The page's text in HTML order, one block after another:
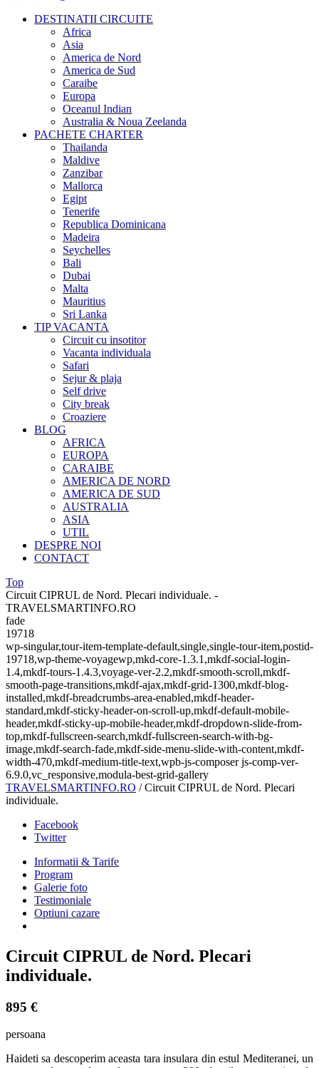
DESTINATII CIRCUITE
Africa
Asia
America de Nord
America de Sud
Caraibe
Europa
Oceanul Indian
Australia & Noua Zeelanda
PACHETE CHARTER
Thailanda
Maldive
Zanzibar
Mallorca
Egipt
Tenerife
Republica Dominicana
Madeira
Seychelles
Bali
Dubai
Malta
Mauritius
Sri Lanka
TIP VACANTA
Circuit cu insotitor
Vacanta individuala
Safari
Sejur & plaja
Self drive
City break
Croaziere
BLOG
AFRICA
EUROPA
CARAIBE
AMERICA DE NORD
AMERICA DE SUD
AUSTRALIA
ASIA
UTIL
DESPRE NOI
CONTACT
Top
Circuit CIPRUL de Nord. Plecari individuale. -
TRAVELSMARTINFO.RO
fade
19718
wp-singular,tour-item-template-default,single,single-tour-item,postid-
19718,wp-theme-voyagewp,mkd-core-1.3.1,mkdf-social-login-
1.4,mkdf-tours-1.4.3,voyage-ver-2.2,mkdf-smooth-scroll,mkdf-
smooth-page-transitions,mkdf-ajax,mkdf-grid-1300,mkdf-blog-
installed,mkdf-breadcrumbs-area-enabled,mkdf-header-
standard,mkdf-sticky-header-on-scroll-up,mkdf-default-mobile-
header,mkdf-sticky-up-mobile-header,mkdf-dropdown-slide-from-
top,mkdf-fullscreen-search,mkdf-fullscreen-search-with-bg-
image,mkdf-search-fade,mkdf-side-menu-slide-with-content,mkdf-
width-470,mkdf-medium-title-text,wpb-js-composer js-comp-ver-
6.9.0,vc_responsive,modula-best-grid-gallery
TRAVELSMARTINFO.RO /Circuit CIPRUL de Nord. Plecari
individuale.
Facebook
Twitter
Informatii & Tarife
Program
Galerie foto
Testimoniale
Optiuni cazare
Circuit CIPRUL de Nord. Plecari
individuale.
895 €
persoana
Haideti sa descoperim aceasta tara insulara din estul Mediteranei, un